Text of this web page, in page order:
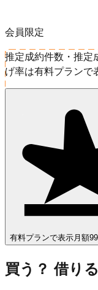
会員限定
推定成約件数・推定
げ率は有料プランで
有料プランで表示 月額
買う？ 借り